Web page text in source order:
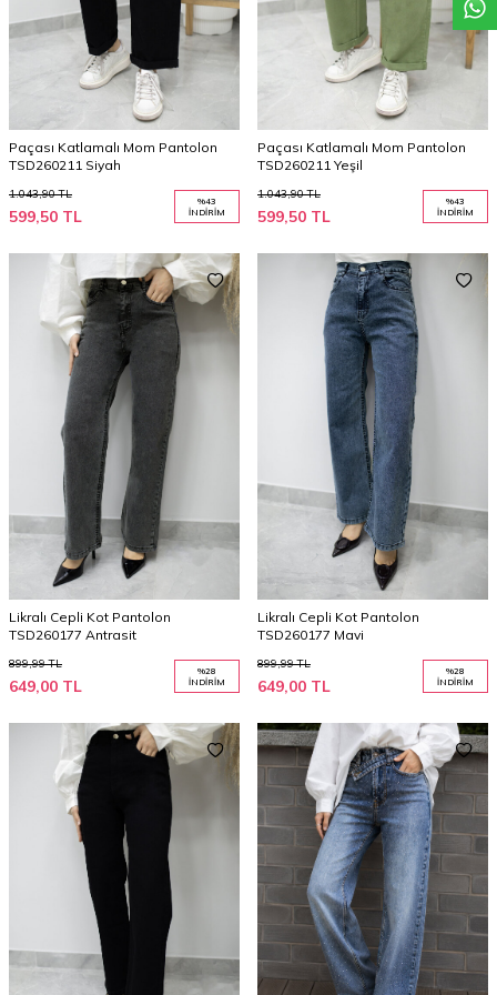
Paçası Katlamalı Mom Pantolon
TSD260211 Siyah
1.043,90TL
599,50 TL
%43
İNDIRIM
Paçası Katlamalı Mom Pantolon
TSD260211 Yeşil
1.043,90TL
599,50 TL
%43
İNDIRIM
Likralı Cepli Kot Pantolon
TSD260177 Antrasit
899,99TL
649,00 TL
%28
İNDIRIM
Likralı Cepli Kot Pantolon
TSD260177 Mavi
899,99TL
649,00 TL
%28
İNDIRIM